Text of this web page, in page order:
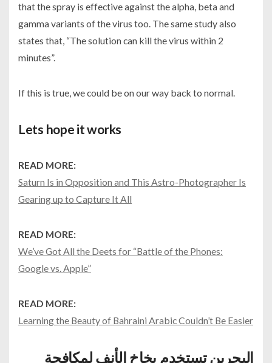
that the spray is effective against the alpha, beta and
gamma variants of the virus too. The same study also
states that, “The solution can kill the virus within 2
minutes”.
If this is true, we could be on our way back to normal.
Lets hope it works
READ MORE:
Saturn Is in Opposition and This Astro-Photographer Is
Gearing up to Capture It All
READ MORE:
We’ve Got All the Deets for “Battle of the Phones:
Google vs. Apple”
READ MORE:
Learning the Beauty of Bahraini Arabic Couldn’t Be Easier
البحرين تستخدم بخاخ الأنف لمكافحة